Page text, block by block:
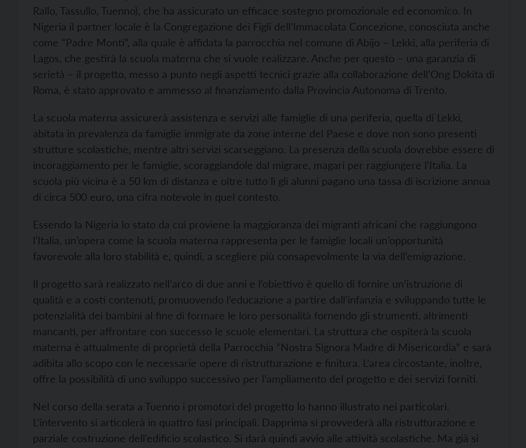
Rallo, Tassullo, Tuenno), che ha assicurato un efficace sostegno promozionale ed economico. In
Nigeria il partner locale è la Congregazione dei Figli dell’Immacolata Concezione, conosciuta anche
come “Padre Monti”, alla quale è affidata la parrocchia nel comune di Abijo – Lekki, alla periferia di
Lagos, che gestirà la scuola materna che si vuole realizzare. Anche per questo – una garanzia di
serietà – il progetto, messo a punto negli aspetti tecnici grazie alla collaborazione dell’Ong Dokita di
Roma, è stato approvato e ammesso al finanziamento dalla Provincia Autonoma di Trento.
La scuola materna assicurerà assistenza e servizi alle famiglie di una periferia, quella di Lekki,
abitata in prevalenza da famiglie immigrate da zone interne del Paese e dove non sono presenti
strutture scolastiche, mentre altri servizi scarseggiano. La presenza della scuola dovrebbe essere di
incoraggiamento per le famiglie, scoraggiandole dal migrare, magari per raggiungere l’Italia. La
scuola più vicina è a 50 km di distanza e oltre tutto lì gli alunni pagano una tassa di iscrizione annua
di circa 500 euro, una cifra notevole in quel contesto.
Essendo la Nigeria lo stato da cui proviene la maggioranza dei migranti africani che raggiungono
l’Italia, un’opera come la scuola materna rappresenta per le famiglie locali un’opportunità
favorevole alla loro stabilità e, quindi, a scegliere più consapevolmente la via dell’emigrazione.
Il progetto sarà realizzato nell’arco di due anni e l’obiettivo è quello di fornire un’istruzione di
qualità e a costi contenuti, promuovendo l’educazione a partire dall’infanzia e sviluppando tutte le
potenzialità dei bambini al fine di formare le loro personalità fornendo gli strumenti, altrimenti
mancanti, per affrontare con successo le scuole elementari. La struttura che ospiterà la scuola
materna è attualmente di proprietà della Parrocchia “Nostra Signora Madre di Misericordia” e sarà
adibita allo scopo con le necessarie opere di ristrutturazione e finitura. L’area circostante, inoltre,
offre la possibilità di uno sviluppo successivo per l’ampliamento del progetto e dei servizi forniti.
Nel corso della serata a Tuenno i promotori del progetto lo hanno illustrato nei particolari.
L’intervento si articolerà in quattro fasi principali. Dapprima si provvederà alla ristrutturazione e
parziale costruzione dell’edificio scolastico. Si darà quindi avvio alle attività scolastiche. Ma già si